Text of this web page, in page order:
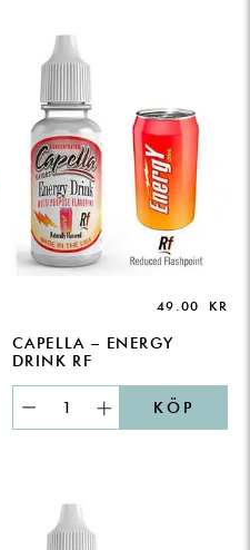
49.00 KR
CAPELLA – ENERGY
DRINK RF
KÖP